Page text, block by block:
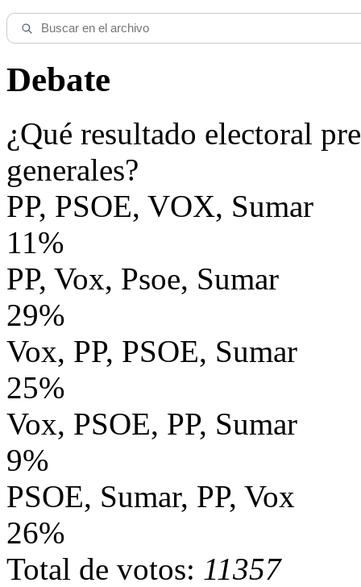
Debate
¿Qué resultado electoral
generales?
PP, PSOE, VOX, Sumar
11%
PP, Vox, Psoe, Sumar
29%
Vox, PP, PSOE, Sumar
25%
Vox, PSOE, PP, Sumar
9%
PSOE, Sumar, PP, Vox
26%
Total de votos: 11357